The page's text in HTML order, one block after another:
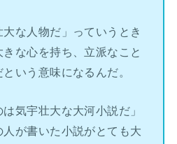
な人物だ」っていうとき
な心を持ち、立派なこと
いう意味になるんだ。
気宇壮大な大河小説だ」
が書いた小説がとても大